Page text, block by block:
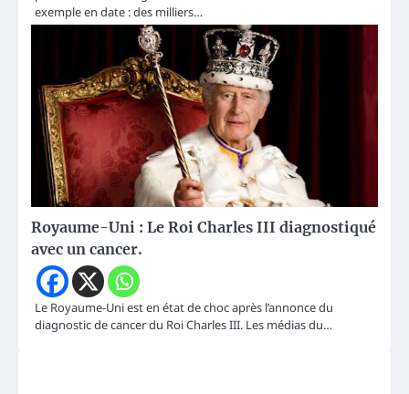
exemple en date : des milliers…
Royaume-Uni : Le Roi Charles III diagnostiqué
avec un cancer.
Le Royaume-Uni est en état de choc après l’annonce du
diagnostic de cancer du Roi Charles III. Les médias du…